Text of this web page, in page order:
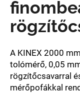
A KINEX 2000
tolómérő, 0,05
rögzítőcsavarral
mérőpofákkal
A
á
n
l
j